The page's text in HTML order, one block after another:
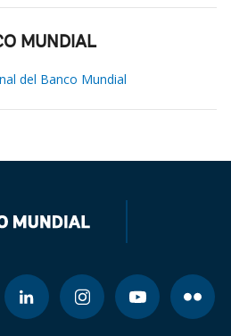
MUNDIAL
del Banco Mundial